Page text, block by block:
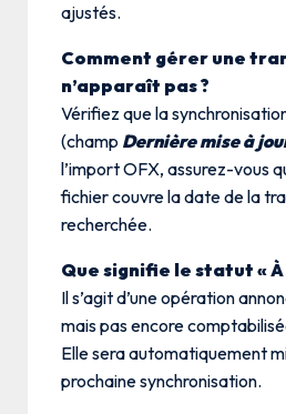
ajustés.
Comment gérer une
n’apparaît pas ?
Vérifiez que la
(champ Dernière mise à
l’import OFX, assurez-vous
fichier couvre la date de la
recherchée.
Que signifie le statut « À
Il s’agit d’une opération
mais pas encore
Elle sera automatiquement
prochaine synchronisation.